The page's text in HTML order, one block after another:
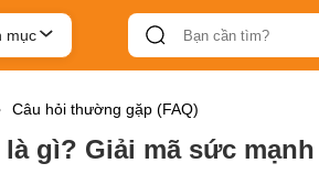
mục
Câu hỏi thường gặp (FAQ)
là gì? Giải mã sức